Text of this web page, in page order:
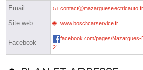
Email contactⓐmazargueselectricauto.fr
Site web www.boschcarservice.fr
Facebook
facebook.com/pages/Mazargues-
21